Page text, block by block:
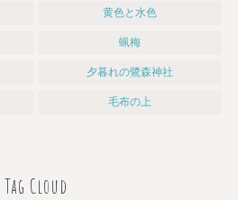
黄色と水色
蝋梅
夕暮れの鷺森神社
毛布の上
Tag Cloud